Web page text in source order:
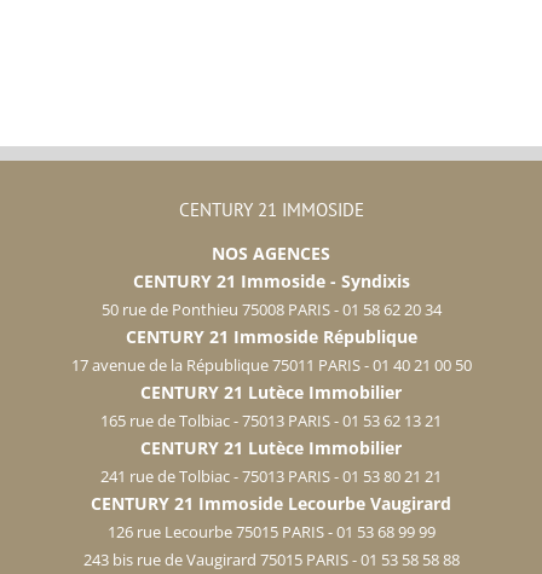
CENTURY 21 IMMOSIDE
NOS AGENCES
CENTURY 21 Immoside - Syndixis
50 rue de Ponthieu 75008 PARIS - 01 58 62 20 34
CENTURY 21 Immoside République
17 avenue de la République 75011 PARIS - 01 40 21 00 50
CENTURY 21 Lutèce Immobilier
165 rue de Tolbiac - 75013 PARIS - 01 53 62 13 21
CENTURY 21 Lutèce Immobilier
241 rue de Tolbiac - 75013 PARIS - 01 53 80 21 21
CENTURY 21 Immoside Lecourbe Vaugirard
126 rue Lecourbe 75015 PARIS - 01 53 68 99 99
243 bis rue de Vaugirard 75015 PARIS - 01 53 58 58 88